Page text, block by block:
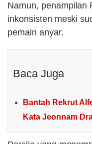
Namun, penampilan
inkonsisten meski
pemain anyar.
Baca Juga
Bantah Rekrut
Kata Jeonnam